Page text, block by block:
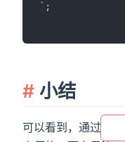
` ;
小结
可以看到，通过